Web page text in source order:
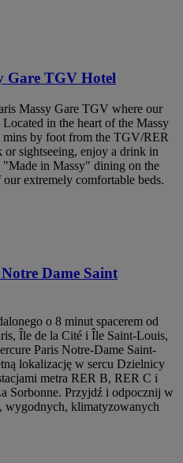
Gare TGV Hotel
Massy Gare TGV where our
in the heart of the Massy
mins by foot from the TGV/RER
sightseeing, enjoy a drink in
"Made in Massy" dining on the
extremely comfortable beds.
Dame Saint
o 8 minut spacerem od
Île de la Cité i Île Saint-Louis,
Paris Notre-Dame Saint-
lokalizację w sercu Dzielnicy
metra RER B, RER C i
Sorbonne. Przyjdź i odpocznij w
wygodnych, klimatyzowanych